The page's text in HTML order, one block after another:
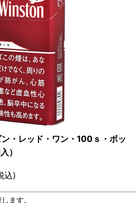
・レッド・ワン・100ｓ・ボッ
）
込)
ます。